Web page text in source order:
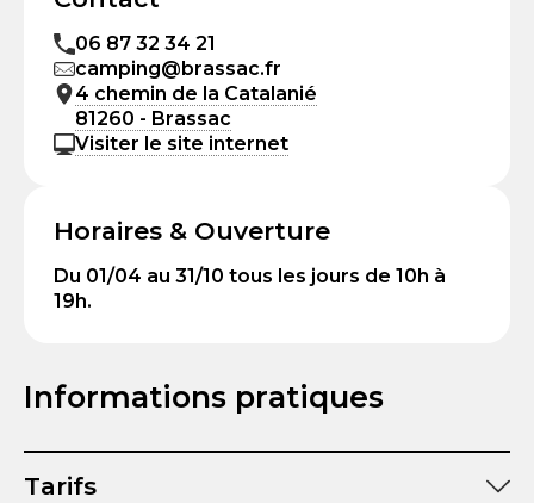
06 87 32 34 21
camping@brassac.fr
4 chemin de la Catalanié
81260 - Brassac
Visiter le site internet
Horaires & Ouverture
Du 01/04 au 31/10 tous les jours de 10h à
19h.
Informations pratiques
Tarifs